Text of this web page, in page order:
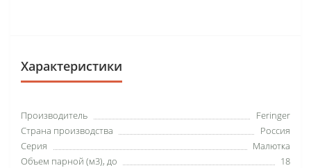
Характеристики
Производитель
Feringer
Страна производства
Россия
Серия
Малютка
Объем парной (м3), до
18